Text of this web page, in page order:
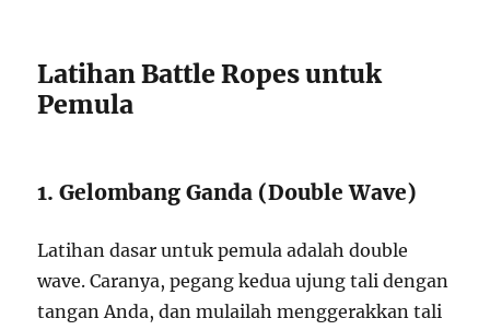
Latihan Battle Ropes untuk
Pemula
1. Gelombang Ganda (Double Wave)
Latihan dasar untuk pemula adalah double
wave. Caranya, pegang kedua ujung tali dengan
tangan Anda, dan mulailah menggerakkan tali